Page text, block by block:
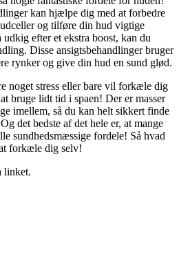
kan hjælpe dig med at forbedre
og tilføre din hud vigtige
efter et ekstra boost, kan du
Disse ansigtsbehandlinger bruger
rynker og give din hud en sund glød.
noget stress eller bare vil forkæle dig
bruge lidt tid i spaen! Der er masser
imellem, så du kan helt sikkert finde
det bedste af det hele er, at mange
sundhedsmæssige fordele! Så hvad
forkæle dig selv!
linket.